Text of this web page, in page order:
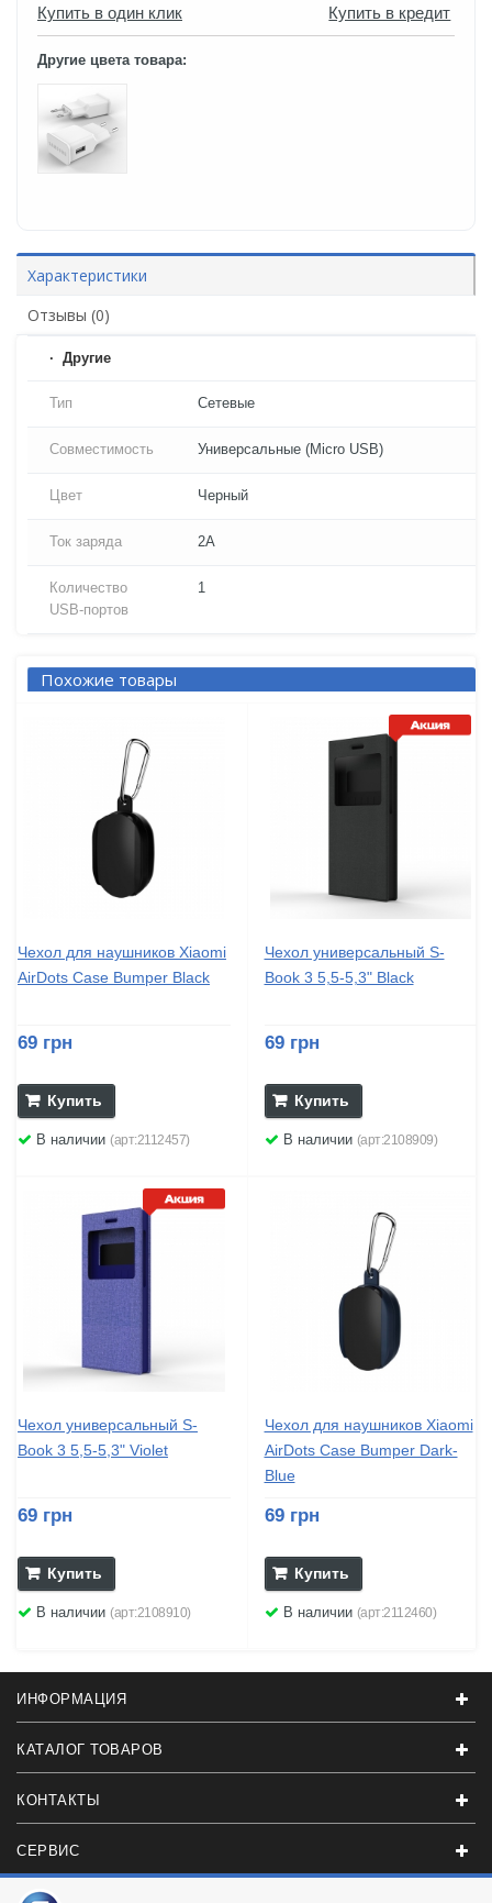
Купить в один клик Купить в кредит
Другие цвета товара:
Характеристики
Отзывы (0)
Другие
Тип Сетевые
Совместимость Универсальные (Micro USB)
Цвет Черный
Ток заряда 2A
Количество
USB-портов
1
Похожие товары
Чехол для наушников Xiaomi
AirDots Case Bumper Black
69 грн
Купить
В наличии (арт:2112457)
Чехол универсальный S-
Book 3 5,5-5,3" Black
69 грн
Купить
В наличии (арт:2108909)
Чехол универсальный S-
Book 3 5,5-5,3" Violet
69 грн
Купить
В наличии (арт:2108910)
Чехол для наушников Xiaomi
AirDots Case Bumper Dark-
Blue
69 грн
Купить
В наличии (арт:2112460)
ИНФОРМАЦИЯ
КАТАЛОГ ТОВАРОВ
КОНТАКТЫ
СЕРВИС